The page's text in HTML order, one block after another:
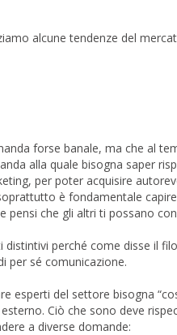
alcune tendenze del
forse banale, ma che al
alla quale bisogna saper
per poter acquisire
è fondamentale
pensi che gli altri ti possano
perché come disse il
per sé comunicazione.
esperti del settore bisogna
Ciò che sono deve
a diverse domande: